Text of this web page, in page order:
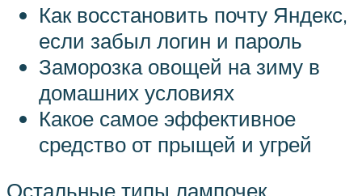
Как восстановить почту Яндекс,
если забыл логин и пароль
Заморозка овощей на зиму в
домашних условиях
Какое самое эффективное
средство от прыщей и угрей
Остальные типы лампочек